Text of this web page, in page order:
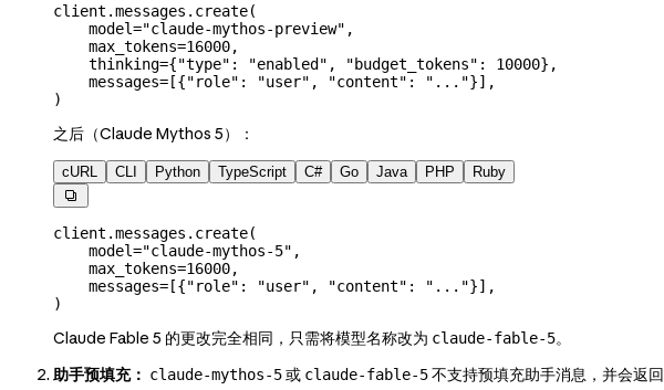
client.messages.create(
    model
="claude-mythos-preview" ,
    max_tokens
=16000,
    thinking
={"type" : "enabled" , "budget_tokens" : 10000},
    messages
= [{"role" : "user" , "content" : "..."}],
)
之后（Claude Mythos 5）：
cURL CLI Python TypeScript C# Go Java PHP Ruby

client.messages.create(
    model
="claude-mythos-5" ,
    max_tokens
=16000,
    messages
= [{"role" : "user" , "content" : "..."}],
)
Claude Fable 5 的更改完全相同，只需将模型名称改为 claude-fable-5。
助手预填充： claude-mythos-5或 claude-fable-5不支持预填充助手消息，并会返